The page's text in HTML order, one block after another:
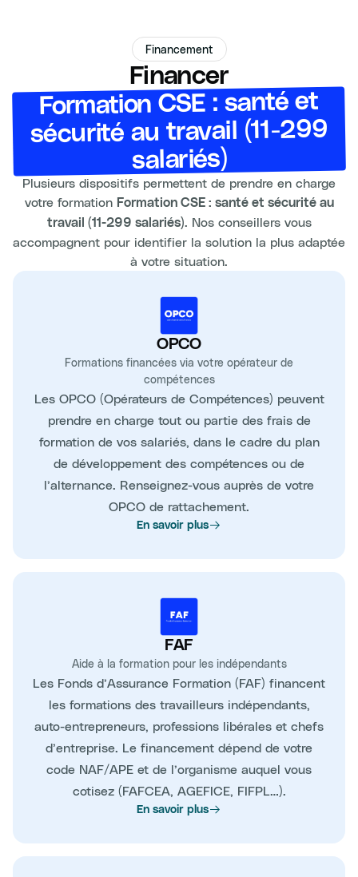
Financement
Financer
Formation CSE : santé et
sécurité au travail (11-299
salariés)
Plusieurs dispositifs permettent de prendre en charge
votre formation Formation CSE : santé et sécurité au
travail (11-299 salariés). Nos conseillers vous
accompagnent pour identifier la solution la plus adaptée
à votre situation.
OPCO
Formations financées via votre opérateur de
compétences
Les OPCO (Opérateurs de Compétences) peuvent
prendre en charge tout ou partie des frais de
formation de vos salariés, dans le cadre du plan
de développement des compétences ou de
l’alternance. Renseignez-vous auprès de votre
OPCO de rattachement.
En savoir plus
FAF
Aide à la formation pour les indépendants
Les Fonds d’Assurance Formation (FAF) financent
les formations des travailleurs indépendants,
auto-entrepreneurs, professions libérales et chefs
d’entreprise. Le financement dépend de votre
code NAF/APE et de l’organisme auquel vous
cotisez (FAFCEA, AGEFICE, FIFPL…).
En savoir plus